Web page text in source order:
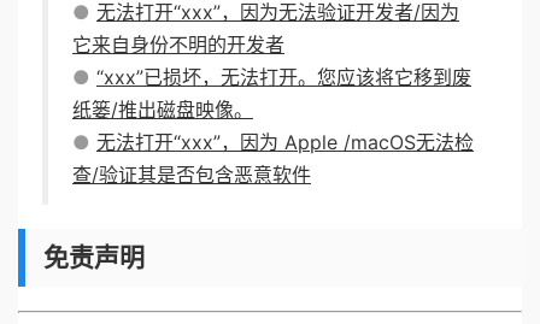
● 无法打开“xxx”，因为无法验证开发者/因为
它来自身份不明的开发者
● “xxx”已损坏，无法打开。您应该将它移到废
纸篓/推出磁盘映像。
● 无法打开“xxx”，因为 Apple /macOS无法检
查/验证其是否包含恶意软件
免责声明